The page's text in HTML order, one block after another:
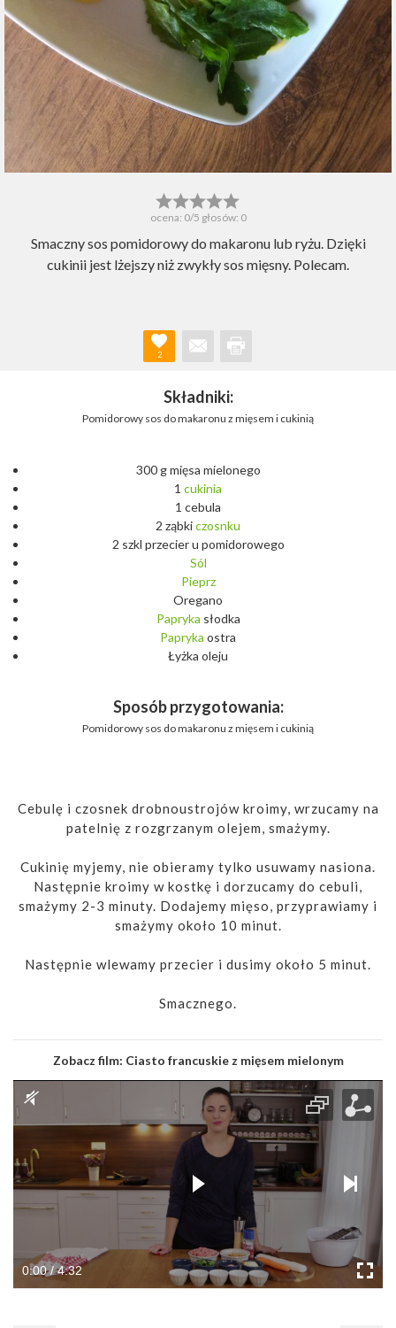
ocena: 0/5 głosów: 0
Smaczny sos pomidorowy do makaronu lub ryżu. Dzięki
cukinii jest lżejszy niż zwykły sos mięsny. Polecam.
2
Składniki:
Pomidorowy sos do makaronu z mięsem i cukinią
300 g mięsa mielonego
1 cukinia
1 cebula
2 ząbkiczosnku
2 szkl przecier u pomidorowego
Sól
Pieprz
Oregano
Papryka słodka
Papryka ostra
Łyżka oleju
Sposób przygotowania:
Pomidorowy sos do makaronu z mięsem i cukinią
Cebulę i czosnek drobnoustrojów kroimy, wrzucamy na
patelnię z rozgrzanym olejem, smażymy.
Cukinię myjemy, nie obieramy tylko usuwamy nasiona.
Następnie kroimy w kostkę i dorzucamy do cebuli,
smażymy 2-3 minuty. Dodajemy mięso, przyprawiamy i
smażymy około 10 minut.
Następnie wlewamy przecier i dusimy około 5 minut.
Smacznego.
Zobacz film: Ciasto francuskie z mięsem mielonym
0:00 / 4:32